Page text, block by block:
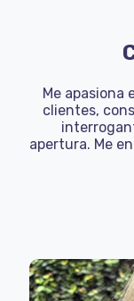
Me apasiona
clientes,
apertura. Me